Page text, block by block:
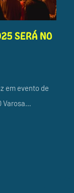
SERÁ NO
em evento de
Varosa…